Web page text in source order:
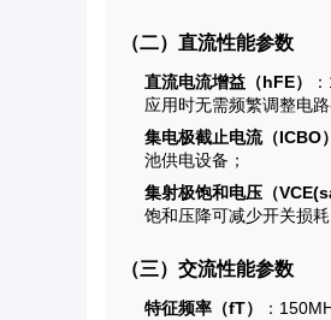
（二）直流性能参数
直流电流增益（hFE）
应用时无需频繁调整电路
集电极截止电流（ICBO）
池供电设备；
集射极饱和电压（
饱和压降可减少开关损耗
（三）交流性能参数
特征频率（fT）
：